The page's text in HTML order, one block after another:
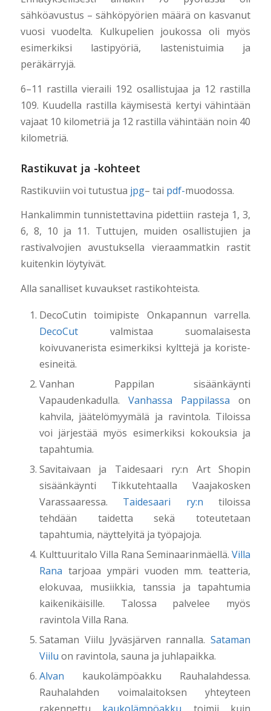
sähköavustus – sähköpyörien määrä on kasvanut
vuosi vuodelta. Kulkupelien joukossa oli myös
esimerkiksi lastipyöriä, lastenistuimia ja
peräkärryjä.
6–11 rastilla vieraili 192 osallistujaa ja 12 rastilla
109. Kuudella rastilla käymisestä kertyi vähintään
vajaat 10 kilometriä ja 12 rastilla vähintään noin 40
kilometriä.
Rastikuvat ja -kohteet
Rastikuviin voi tutustua jpg– tai pdf-muodossa.
Hankalimmin tunnistettavina pidettiin rasteja 1, 3,
6, 8, 10 ja 11. Tuttujen, muiden osallistujien ja
rastivalvojien avustuksella vieraammatkin rastit
kuitenkin löytyivät.
Alla sanalliset kuvaukset rastikohteista.
DecoCutin toimipiste Onkapannun varrella.
DecoCutvalmistaa suomalaisesta
koivuvanerista esimerkiksi kylttejä ja koriste-
esineitä.
Vanhan Pappilan sisäänkäynti
Vapaudenkadulla. Vanhassa Pappilassa on
kahvila, jäätelömyymälä ja ravintola. Tiloissa
voi järjestää myös esimerkiksi kokouksia ja
tapahtumia.
Savitaivaan ja Taidesaari ry:n Art Shopin
sisäänkäynti Tikkutehtaalla Vaajakosken
Varassaaressa. Taidesaari ry:n tiloissa
tehdään taidetta sekä toteutetaan
tapahtumia, näyttelyitä ja työpajoja.
Kulttuuritalo Villa Rana Seminaarinmäellä.Villa
Rana tarjoaa ympäri vuoden mm. teatteria,
elokuvaa, musiikkia, tanssia ja tapahtumia
kaikenikäisille. Talossa palvelee myös
ravintola Villa Rana.
Sataman Viilu Jyväsjärven rannalla.Sataman
Viilu on ravintola, sauna ja juhlapaikka.
Alvan kaukolämpöakku Rauhalahdessa.
Rauhalahden voimalaitoksen yhteyteen
rakennettu kaukolämpöakku toimii kuin